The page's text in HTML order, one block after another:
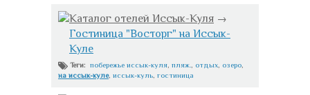
Каталог отелей Иссык-Куля →
Гостиница "Восторг" на Иссык-
Куле
Теги: побережье иссык-куля пляж. отдых озеро
на иссык-куле, иссык-куль гостиница